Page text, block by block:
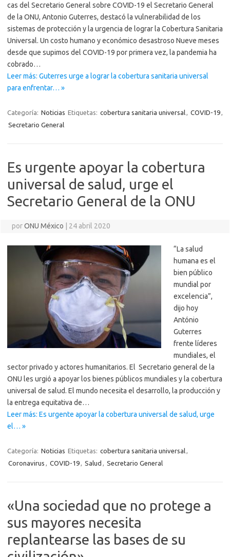
cas del Secretario General sobre COVID-19 el Secretario General
de la ONU, Antonio Guterres, destacó la vulnerabilidad de los
sistemas de protección y la urgencia de lograr la Cobertura Sanitaria
Universal. Un costo humano y económico desastroso Nueve meses
desde que supimos del COVID-19 por primera vez, la pandemia ha
cobrado…
Leer más: Guterres urge a lograr la cobertura sanitaria universal
para enfrentar… »
Categoría: Noticias Etiquetas: cobertura sanitaria universal, COVID-19,
Secretario General
Es urgente apoyar la cobertura
universal de salud, urge el
Secretario General de la ONU
porONU México 24 abril 2020
“La salud
humana es el
bien público
mundial por
excelencia”,
dijo hoy
António
Guterres
frente líderes
mundiales, el
sector privado y actores humanitarios. El Secretario general de la
ONU les urgió a apoyar los bienes públicos mundiales y la cobertura
universal de salud. El mundo necesita el desarrollo, la producción y
la entrega equitativa de…
Leer más: Es urgente apoyar la cobertura universal de salud, urge
el… »
Categoría: Noticias Etiquetas: cobertura sanitaria universal,
Coronavirus , COVID-19, Salud , Secretario General
«Una sociedad que no protege a
sus mayores necesita
replantearse las bases de su